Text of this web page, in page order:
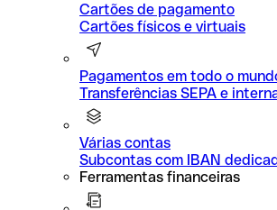
Cartões de pagamento
Cartões físicos e virtuais
Pagamentos em todo o
Transferências SEPA e
Várias contas
Subcontas com IBAN
Ferramentas financeiras